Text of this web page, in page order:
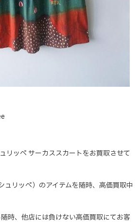
リッペ サーカススカートをお買取させて
リッペ）のアイテムを随時、高価買取中
時、他店には負けない高価買取にてお客